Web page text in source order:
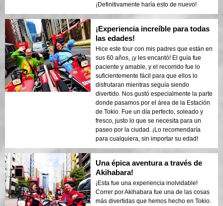
¡Definitivamente haría esto de nuevo!
¡Experiencia increíble para todas
las edades!
Hice este tour con mis padres que están en
sus 60 años, ¡y les encantó! El guía fue
paciente y amable, y el recorrido fue lo
suficientemente fácil para que ellos lo
disfrutaran mientras seguía siendo
divertido. Nos gustó especialmente la parte
donde pasamos por el área de la Estación
de Tokio. Fue un día perfecto, soleado y
fresco, justo lo que se necesita para un
paseo por la ciudad. ¡Lo recomendaría
para cualquiera, sin importar su edad!
Una épica aventura a través de
Akihabara!
¡Esta fue una experiencia inolvidable!
Correr por Akihabara fue una de las cosas
más divertidas que hemos hecho en Tokio.